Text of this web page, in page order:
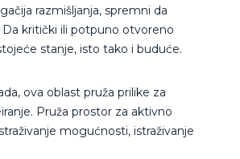
razmišljanja, spremni da
Da kritički ili potpuno otvoreno
stanje, isto tako i buduće.
ova oblast pruža prilike za
Pruža prostor za aktivno
mogućnosti, istraživanje